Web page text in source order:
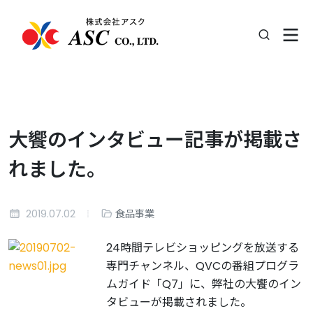
大饗のインタビュー記事が掲載さ
れました。
2019.07.02 食品事業
24時間テレビショッピングを放送する
専門チャンネル、QVCの番組プログラ
ムガイド「Q7」に、弊社の大饗のイン
タビューが掲載されました。